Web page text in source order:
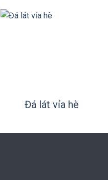
Đá lát vỉa hè